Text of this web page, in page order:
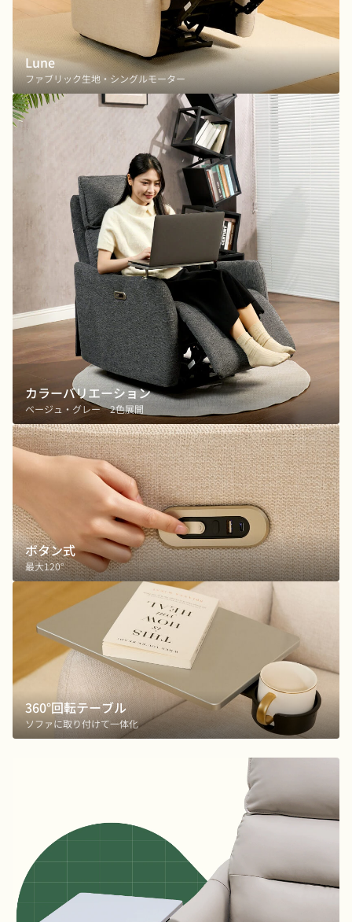
Lune
ファブリック生地・シングルモーター
カラーバリエーション
ベージュ・グレー 2色展開
ボタン式
最大120°
360°回転テーブル
ソファに取り付けて一体化